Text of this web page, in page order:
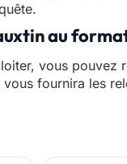
au
vous pouvez
fournira les